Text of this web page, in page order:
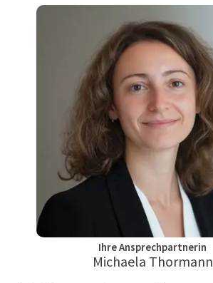
Ihre Ansprechpartnerin
Michaela Thormann